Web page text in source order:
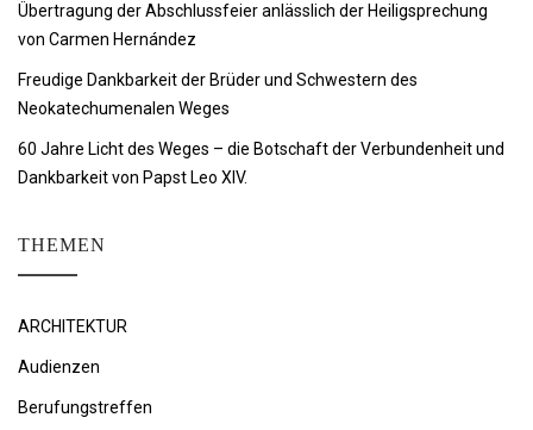
Übertragung der Abschlussfeier anlässlich der Heiligsprechung
von Carmen Hernández
Freudige Dankbarkeit der Brüder und Schwestern des
Neokatechumenalen Weges
60 Jahre Licht des Weges – die Botschaft der Verbundenheit und
Dankbarkeit von Papst Leo XIV.
THEMEN
ARCHITEKTUR
Audienzen
Berufungstreffen